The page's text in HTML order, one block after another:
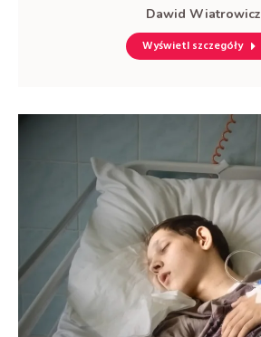
Dawid Wiatrowicz
Wyświetl szczegóły